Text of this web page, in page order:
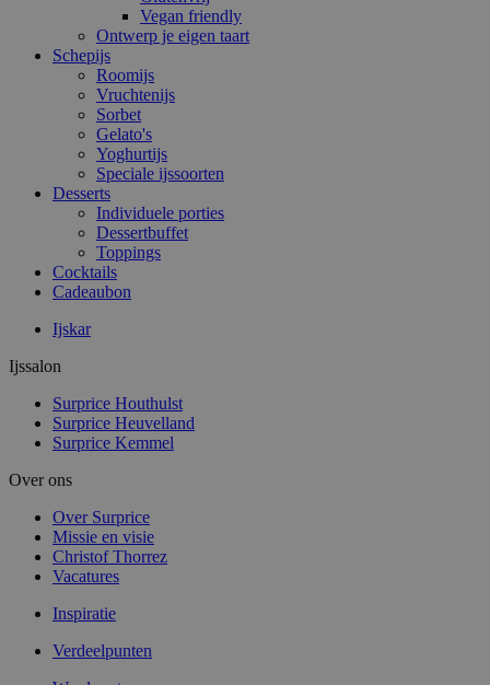
Vegan friendly
Ontwerp je eigen taart
Schepijs
Roomijs
Vruchtenijs
Sorbet
Gelato's
Yoghurtijs
Speciale ijssoorten
Desserts
Individuele porties
Dessertbuffet
Toppings
Cocktails
Cadeaubon
Ijskar
Ijssalon
Surprice Houthulst
Surprice Heuvelland
Surprice Kemmel
Over ons
Over Surprice
Missie en visie
Christof Thorrez
Vacatures
Inspiratie
Verdeelpunten